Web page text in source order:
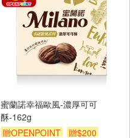
蜜蘭諾幸福歐風-濃厚可可
酥-162g
贈OPENPOINT
贈$200